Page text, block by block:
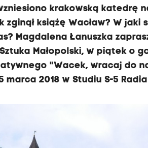
krakowską katedrę
książę Wacław? W jaki
Magdalena Łanuszka
Małopolski, w piątek o
"Wacek, wracaj do
2018 w Studiu S-5